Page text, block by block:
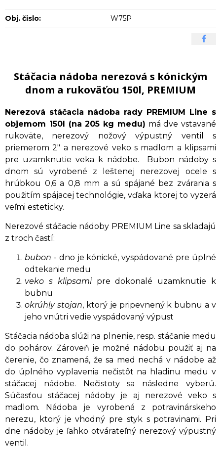
Obj. čislo: W75P
Stáčacia nádoba nerezová s kónickým
dnom a rukoväťou 150l, PREMIUM
Nerezová stáčacia nádoba rady PREMIUM Line s
objemom 150l (na 205 kg medu) má dve vstavané
rukoväte, nerezový nožový výpustný ventil s
priemerom 2" a nerezové veko s madlom a klipsami
pre uzamknutie veka k nádobe. Bubon nádoby s
dnom sú vyrobené z leštenej nerezovej ocele s
hrúbkou 0,6 a 0,8 mm a sú spájané bez zvárania s
použitím spájacej technológie, vďaka ktorej to vyzerá
veľmi esteticky.
Nerezové stáčacie nádoby PREMIUM Line sa skladajú
z troch častí:
bubon - dno je kónické, vyspádované pre úplné
odtekanie medu
veko s klipsamipre dokonalé uzamknutie k
bubnu
okrúhly stojan, ktorý je pripevnený k bubnu a v
jeho vnútri vedie vyspádovaný výpust
Stáčacia nádoba slúži na plnenie, resp. stáčanie medu
do pohárov. Zároveň je možné nádobu použiť aj na
čerenie, čo znamená, že sa med nechá v nádobe až
do úplného vyplavenia nečistôt na hladinu medu v
stáčacej nádobe. Nečistoty sa následne vyberú.
Súčasťou stáčacej nádoby je aj nerezové veko s
madlom. Nádoba je vyrobená z potravinárskeho
nerezu, ktorý je vhodný pre styk s potravinami. Pri
dne nádoby je ľahko otvárateľný nerezový výpustný
ventil.